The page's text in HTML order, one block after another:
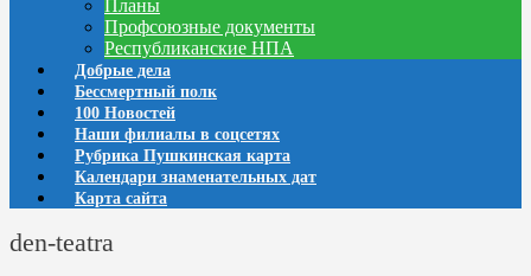
Планы
Профсоюзные документы
Республиканские НПА
Добрые дела
Бессмертный полк
100 Новостей
Наши филиалы в соцсетях
Рубрика Пушкинская карта
Календари знаменательных дат
Карта сайта
den-teatra